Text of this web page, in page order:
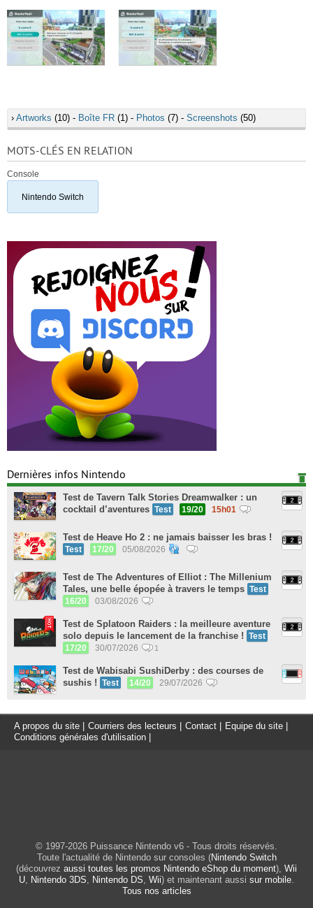
› Artworks (10) - Boîte FR (1) - Photos (7) - Screenshots (50)
MOTS-CLÉS EN RELATION
Console
Nintendo Switch
Dernières infos Nintendo
Test de Tavern Talk Stories Dreamwalker : un
cocktail d’aventures Test 19/20 15h01
Test de Heave Ho 2 : ne jamais baisser les bras !
Test 17/20 05/08/2026
Test de The Adventures of Elliot : The Millenium
Tales, une belle épopée à travers le temps Test
16/20
03/08/2026
Test de Splatoon Raiders : la meilleure aventure
solo depuis le lancement de la franchise !
Test
17/20
30/07/2026 1
Test de Wabisabi SushiDerby : des courses de
sushis !
Test 14/20 29/07/2026
A propos du site Courriers des lecteurs Contact Equipe du site
Conditions générales d'utilisation
© 1997-2026 Puissance Nintendo v6 - Tous droits réservés.
Toute l'actualité de Nintendo sur consoles (Nintendo Switch
(découvrez aussi toutes les promos Nintendo eShop du moment), Wii
U, Nintendo 3DS, Nintendo DS, Wii) et maintenant aussi sur mobile.
Tous nos articles